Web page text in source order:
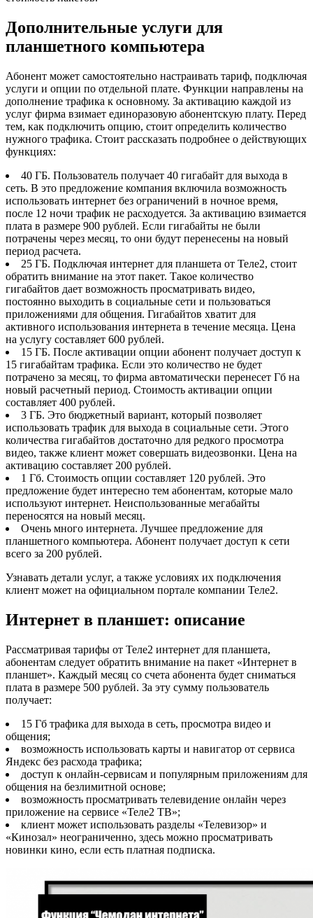
Дополнительные услуги для
планшетного компьютера
Абонент может самостоятельно настраивать тариф, подключая
услуги и опции по отдельной плате. Функции направлены на
дополнение трафика к основному. За активацию каждой из
услуг фирма взимает единоразовую абонентскую плату. Перед
тем, как подключить опцию, стоит определить количество
нужного трафика. Стоит рассказать подробнее о действующих
функциях:
40 ГБ. Пользователь получает 40 гигабайт для выхода в
сеть. В это предложение компания включила возможность
использовать интернет без ограничений в ночное время,
после 12 ночи трафик не расходуется. За активацию взимается
плата в размере 900 рублей. Если гигабайты не были
потрачены через месяц, то они будут перенесены на новый
период расчета.
25 ГБ. Подключая интернет для планшета от Теле2, стоит
обратить внимание на этот пакет. Такое количество
гигабайтов дает возможность просматривать видео,
постоянно выходить в социальные сети и пользоваться
приложениями для общения. Гигабайтов хватит для
активного использования интернета в течение месяца. Цена
на услугу составляет 600 рублей.
15 ГБ. После активации опции абонент получает доступ к
15 гигабайтам трафика. Если это количество не будет
потрачено за месяц, то фирма автоматически перенесет Гб на
новый расчетный период. Стоимость активации опции
составляет 400 рублей.
3 ГБ. Это бюджетный вариант, который позволяет
использовать трафик для выхода в социальные сети. Этого
количества гигабайтов достаточно для редкого просмотра
видео, также клиент может совершать видеозвонки. Цена на
активацию составляет 200 рублей.
1 Гб. Стоимость опции составляет 120 рублей. Это
предложение будет интересно тем абонентам, которые мало
используют интернет. Неиспользованные мегабайты
переносятся на новый месяц.
Очень много интернета. Лучшее предложение для
планшетного компьютера. Абонент получает доступ к сети
всего за 200 рублей.
Узнавать детали услуг, а также условиях их подключения
клиент может на официальном портале компании Теле2.
Интернет в планшет: описание
Рассматривая тарифы от Теле2 интернет для планшета,
абонентам следует обратить внимание на пакет «Интернет в
планшет». Каждый месяц со счета абонента будет сниматься
плата в размере 500 рублей. За эту сумму пользователь
получает:
15 Гб трафика для выхода в сеть, просмотра видео и
общения;
возможность использовать карты и навигатор от сервиса
Яндекс без расхода трафика;
доступ к онлайн-сервисам и популярным приложениям для
общения на безлимитной основе;
возможность просматривать телевидение онлайн через
приложение на сервисе «Теле2 ТВ»;
клиент может использовать разделы «Телевизор» и
«Кинозал» неограниченно, здесь можно просматривать
новинки кино, если есть платная подписка.